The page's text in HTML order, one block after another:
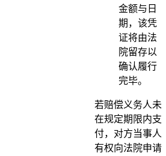
金额与日
期，该凭
证将由法
院留存以
确认履行
完毕。
若赔偿义务人未
在规定期限内支
付，对方当事人
有权向法院申请